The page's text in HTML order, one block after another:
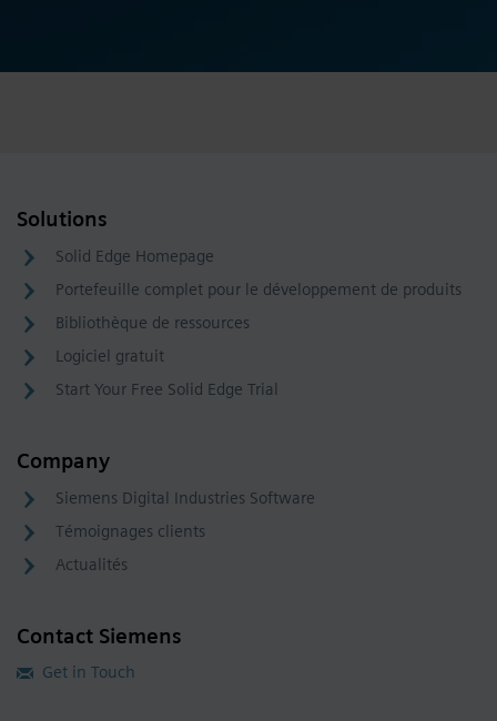
Solutions
Solid Edge Homepage
Portefeuille complet pour le développement de produits
Bibliothèque de ressources
Logiciel gratuit
Start Your Free Solid Edge Trial
Company
Siemens Digital Industries Software
Témoignages clients
Actualités
Contact Siemens
Get in Touch